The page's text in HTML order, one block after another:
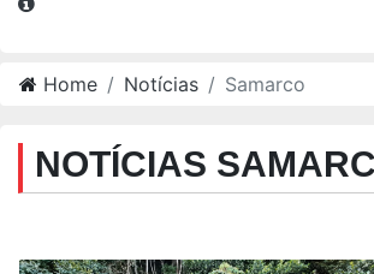
Home Notícias Samarco
NOTÍCIAS